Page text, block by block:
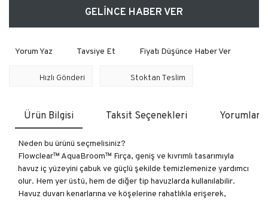
GELİNCE HABER VER
Yorum Yaz Tavsiye Et Fiyatı Düşünce Haber Ver
Hızlı Gönderi Stoktan Teslim
Ürün Bilgisi Taksit Seçenekleri Yorumlar
Neden bu ürünü seçmelisiniz?
Flowclear™ AquaBroom™ Fırça, geniş ve kıvrımlı tasarımıyla
havuz iç yüzeyini çabuk ve güçlü şekilde temizlemenize yardımcı
olur. Hem yer üstü, hem de diğer tip havuzlarda kullanılabilir.
Havuz duvarı kenarlarına ve köşelerine rahatlıkla erişerek,